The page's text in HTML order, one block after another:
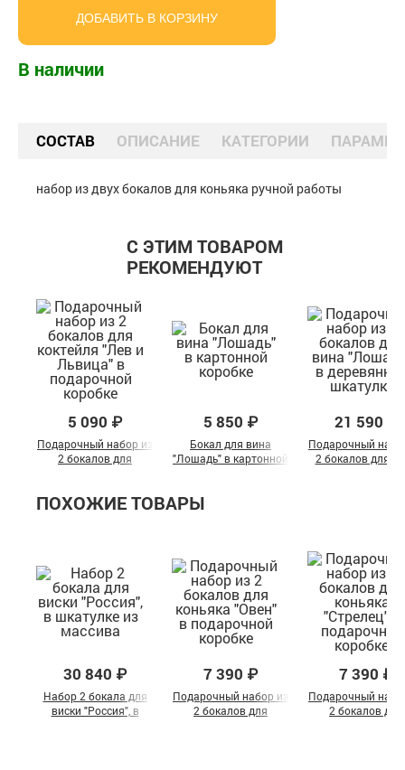
ДОБАВИТЬ В КОРЗИНУ
В наличии
СОСТАВ ОПИСАНИЕ КАТЕГОРИИ
набор из двух бокалов для коньяка ручной работы
С ЭТИМ ТОВАРОМ
РЕКОМЕНДУЮТ
5 090 ₽
Подарочный набор из
2 бокалов для
подарочной коробке
5 850 ₽
Бокал для вина
"Лошадь" в картонной
21 590 ₽
Подарочный
2 бокалов для
ПОХОЖИЕ ТОВАРЫ
30 840 ₽
Набор 2 бокала для
виски "Россия", в
7 390 ₽
Подарочный набор из
2 бокалов для
7 390 ₽
Подарочный
2 бокалов для